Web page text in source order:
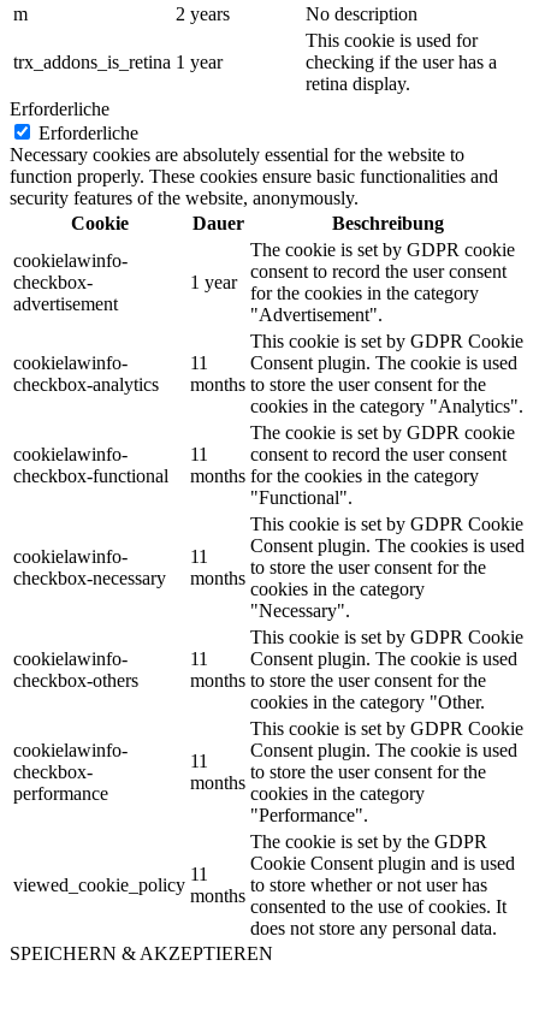
m 2 years No description
trx_addons_is_retina 1 year
This cookie is used for
checking if the user has a
retina display.
Erforderliche
Erforderliche
Necessary cookies are absolutely essential for the website to
function properly. These cookies ensure basic functionalities and
security features of the website, anonymously.
Cookie
Dauer
Beschreibung
cookielawinfo-
checkbox-
advertisement
1 year
The cookie is set by GDPR cookie
consent to record the user consent
for the cookies in the category
"Advertisement".
cookielawinfo-
checkbox-analytics
11
months
This cookie is set by GDPR Cookie
Consent plugin. The cookie is used
to store the user consent for the
cookies in the category "Analytics".
cookielawinfo-
checkbox-functional
11
months
The cookie is set by GDPR cookie
consent to record the user consent
for the cookies in the category
"Functional".
cookielawinfo-
checkbox-necessary
11
months
This cookie is set by GDPR Cookie
Consent plugin. The cookies is used
to store the user consent for the
cookies in the category
"Necessary".
cookielawinfo-
checkbox-others
11
months
This cookie is set by GDPR Cookie
Consent plugin. The cookie is used
to store the user consent for the
cookies in the category "Other.
cookielawinfo-
checkbox-
performance
11
months
This cookie is set by GDPR Cookie
Consent plugin. The cookie is used
to store the user consent for the
cookies in the category
"Performance".
viewed_cookie_policy
11
months
The cookie is set by the GDPR
Cookie Consent plugin and is used
to store whether or not user has
consented to the use of cookies. It
does not store any personal data.
SPEICHERN & AKZEPTIEREN